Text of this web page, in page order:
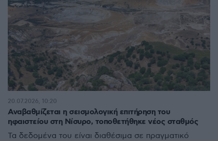
Αναβαθμίζεται η σεισμολογική επιτήρηση του
ηφαιστείου στη Νίσυρο, τοποθετήθηκε νέος σταθμός
Τα δεδομένα του είναι διαθέσιμα σε πραγματικό
20.07.2026, 10:20